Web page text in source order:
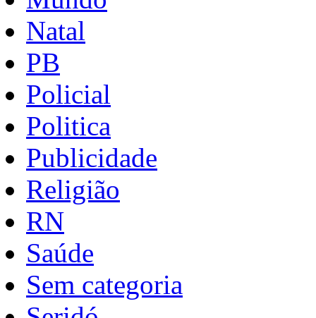
Natal
PB
Policial
Politica
Publicidade
Religião
RN
Saúde
Sem categoria